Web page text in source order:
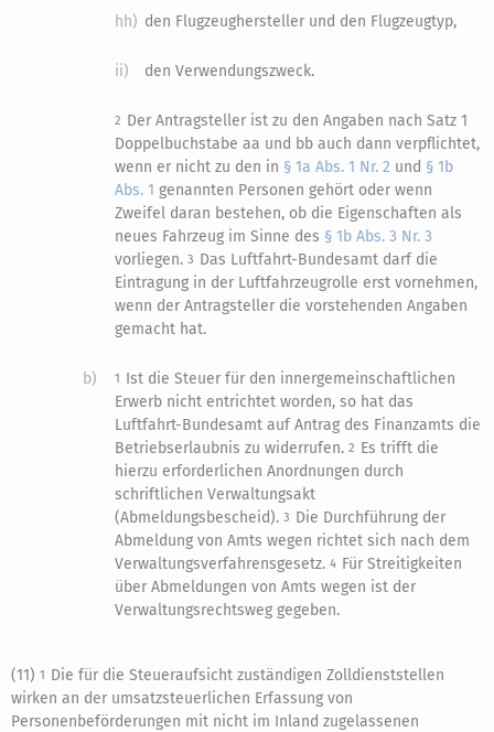
hh) den Flugzeughersteller und den Flugzeugtyp,
ii) den Verwendungszweck.
2 Der Antragsteller ist zu den Angaben nach Satz 1
Doppelbuchstabe aa und bb auch dann verpflichtet,
wenn er nicht zu den in § 1a Abs. 1 Nr. 2 und § 1b
Abs. 1 genannten Personen gehört oder wenn
Zweifel daran bestehen, ob die Eigenschaften als
neues Fahrzeug im Sinne des § 1b Abs. 3 Nr. 3
vorliegen.3 Das Luftfahrt-Bundesamt darf die
Eintragung in der Luftfahrzeugrolle erst vornehmen,
wenn der Antragsteller die vorstehenden Angaben
gemacht hat.
b) 1 Ist die Steuer für den innergemeinschaftlichen
Erwerb nicht entrichtet worden, so hat das
Luftfahrt-Bundesamt auf Antrag des Finanzamts die
Betriebserlaubnis zu widerrufen.2 Es trifft die
hierzu erforderlichen Anordnungen durch
schriftlichen Verwaltungsakt
(Abmeldungsbescheid).3 Die Durchführung der
Abmeldung von Amts wegen richtet sich nach dem
Verwaltungsverfahrensgesetz.4 Für Streitigkeiten
über Abmeldungen von Amts wegen ist der
Verwaltungsrechtsweg gegeben.
(11) 1 Die für die Steueraufsicht zuständigen Zolldienststellen
wirken an der umsatzsteuerlichen Erfassung von
Personenbeförderungen mit nicht im Inland zugelassenen